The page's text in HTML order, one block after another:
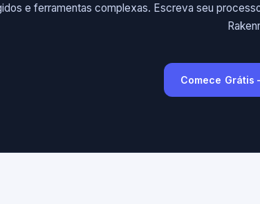
e ferramentas complexas. Escreva seu
Comece Grátis